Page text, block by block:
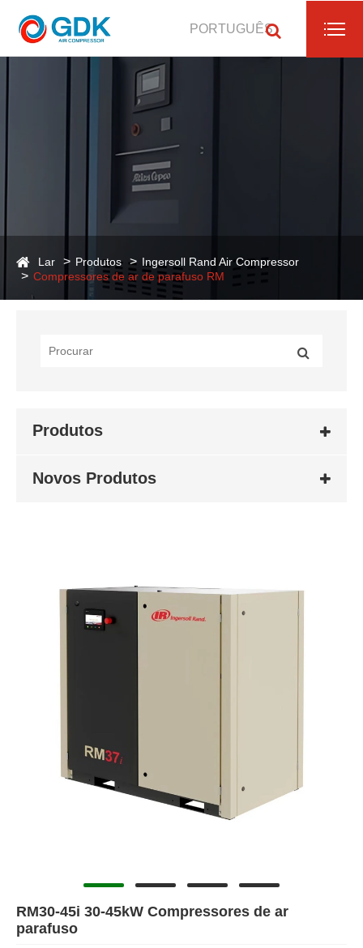
PORTUGUÊS
Lar Produtos
Ingersoll Rand Air Compressor
Compressores de ar de parafuso RM
Produtos
Novos Produtos
RM30-45i 30-45kW Compressores de ar
parafuso